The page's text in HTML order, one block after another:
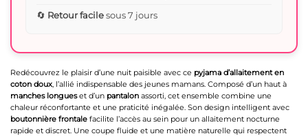
Redécouvrez le plaisir d’une nuit paisible avec ce pyjama d’allaitement en
coton doux , l’allié indispensable des jeunes mamans. Composé d’un haut à
manches longueset d’un pantalon assorti, cet ensemble combine une
chaleur réconfortante et une praticité inégalée. Son design intelligent avec
boutonnière frontale facilite l’accès au sein pour un allaitement nocturne
rapide et discret. Une coupe fluide et une matière naturelle qui respectent
🔄 Retour facilesous 7 jours